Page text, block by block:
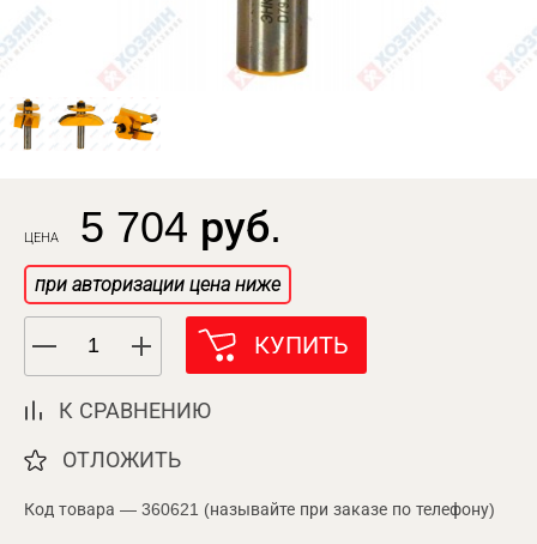
ЦЕНА 5 704 руб.
при авторизации цена ниже
КУПИТЬ
К СРАВНЕНИЮ
ОТЛОЖИТЬ
Код товара — 360621 (называйте при заказе по телефону)